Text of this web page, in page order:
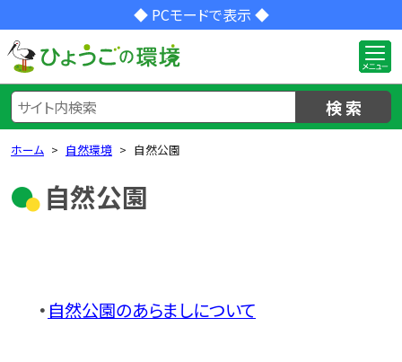
◆ PCモードで表示 ◆
検 索
ホーム 自然環境 自然公園
自然公園
・ 自然公園のあらましについて